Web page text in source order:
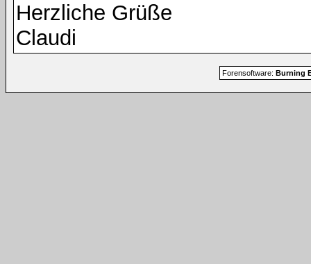
Herzliche Grüße
Claudi
Forensoftware: Burning